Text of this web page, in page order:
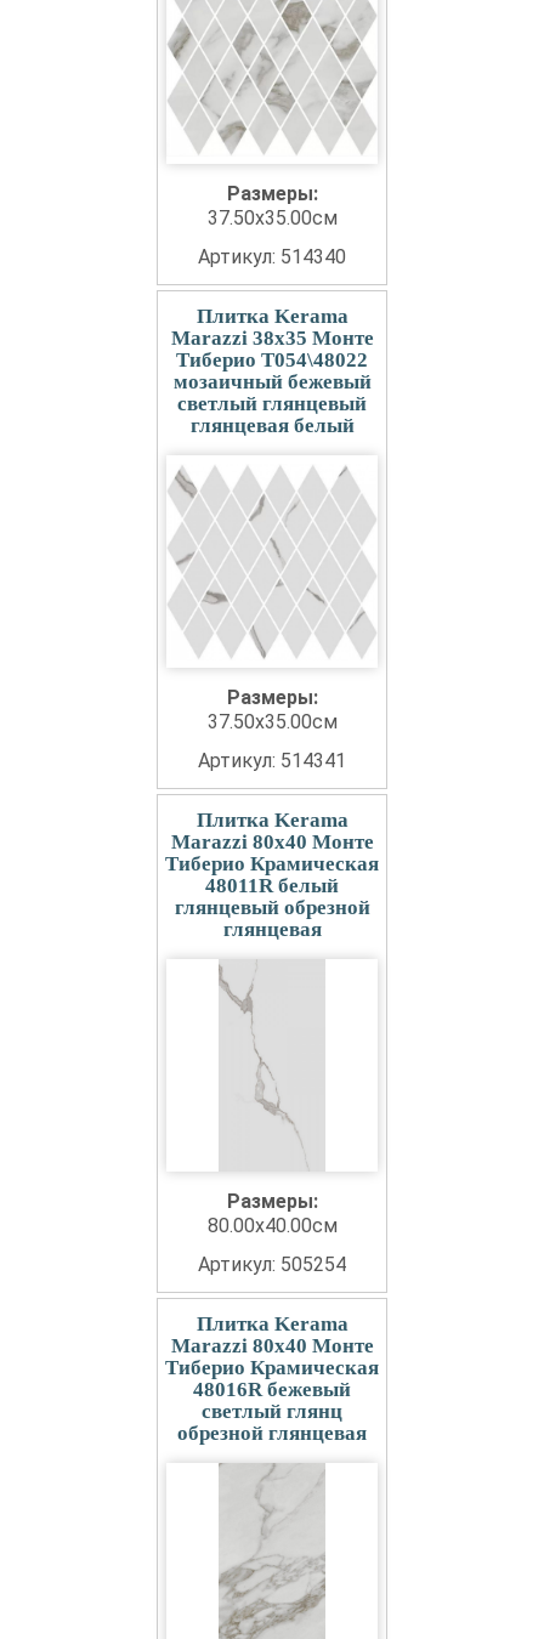
Размеры:
37.50x35.00см
Артикул: 514340
Плитка Kerama
Marazzi 38x35 Монте
Тиберио T054\48022
мозаичный бежевый
светлый глянцевый
глянцевая белый
Размеры:
37.50x35.00см
Артикул: 514341
Плитка Kerama
Marazzi 80x40 Монте
Тиберио Крамическая
48011R белый
глянцевый обрезной
глянцевая
Размеры:
80.00x40.00см
Артикул: 505254
Плитка Kerama
Marazzi 80x40 Монте
Тиберио Крамическая
48016R бежевый
светлый глянц
обрезной глянцевая